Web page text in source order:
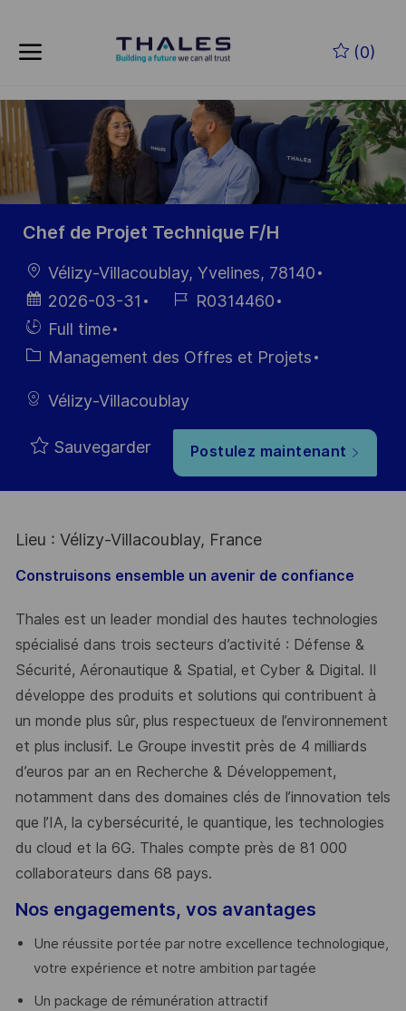
(0)
-
Chef de Projet Technique F/H
localisation
Vélizy-Villacoublay, Yvelines, 78140
Date
d’affichage
2026-03-31
Référence
R0314460
Hiring
Type
Full time
Catégorie
Management des Offres et Projets
Vélizy-Villacoublay
Sauvegarder Postulez maintenant
Lieu : Vélizy-Villacoublay, France
Construisons ensemble un avenir de confiance
Thales est un leader mondial des hautes technologies
spécialisé dans trois secteurs d’activité : Défense &
Sécurité, Aéronautique & Spatial, et Cyber & Digital. Il
développe des produits et solutions qui contribuent à
un monde plus sûr, plus respectueux de l’environnement
et plus inclusif. Le Groupe investit près de 4 milliards
d’euros par an en Recherche & Développement,
notamment dans des domaines clés de l’innovation tels
que l’IA, la cybersécurité, le quantique, les technologies
du cloud et la 6G. Thales compte près de 81 000
collaborateurs dans 68 pays.
Nos engagements, vos avantages
Une réussite portée par notre excellence technologique,
votre expérience et notre ambition partagée
Un package de rémunération attractif